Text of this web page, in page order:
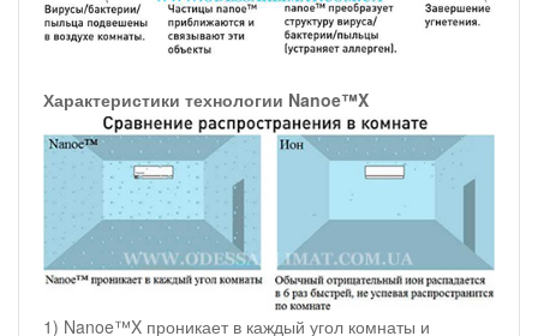
Характеристики технологии Nanoe™X
1) Nanoe™X проникает в каждый угол комнаты и